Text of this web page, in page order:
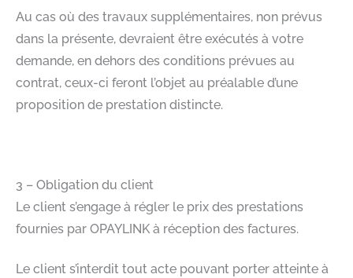
Au cas où des travaux supplémentaires, non prévus
dans la présente, devraient être exécutés à votre
demande, en dehors des conditions prévues au
contrat, ceux-ci feront l’objet au préalable d’une
proposition de prestation distincte. ​
3 – Obligation du client​
Le client s’engage à régler le prix des prestations
fournies par OPAYLINK à réception des factures.​
Le client s’interdit tout acte pouvant porter atteinte à